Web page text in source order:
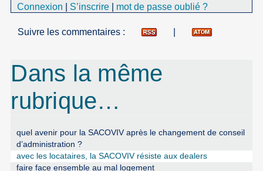
Connexion S’inscrire mot de passe oublié ?
Suivre les commentaires :
Dans la même
rubrique…
quel avenir pour la SACOVIV après le changement de conseil
d’administration ?
avec les locataires, la SACOVIV résiste aux dealers
faire face ensemble au mal logement